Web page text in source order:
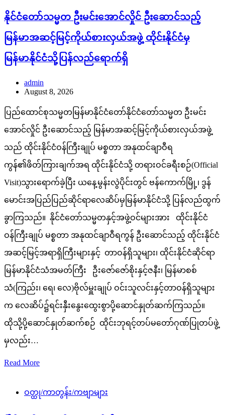
နိုင်ငံတော်သမ္မတ ဦးမင်းအောင်လှိုင် ဦးဆောင်သည့်
မြန်မာအဆင့်မြင့်ကိုယ်စားလှယ်အဖွဲ့ ထိုင်းနိုင်ငံမှ
မြန်မာနိုင်ငံသို့ပြန်လည်ရောက်ရှိ
admin
August 8, 2026
ပြည်ထောင်စုသမ္မတမြန်မာနိုင်ငံတော်နိုင်ငံတော်သမ္မတ ဦးမင်း
အောင်လှိုင် ဦးဆောင်သည့် မြန်မာအဆင့်မြင့်ကိုယ်စားလှယ်အဖွဲ့
သည် ထိုင်းနိုင်ငံဝန်ကြီးချုပ် မစ္စတာ အနုထင်ချာဝီရ
ကွန်၏ဖိတ်ကြားချက်အရ ထိုင်းနိုင်ငံသို့ တရားဝင်ခရီးစဉ်(Official
Visit)သွားရောက်ခဲ့ပြီး ယနေ့မွန်းလွဲပိုင်းတွင် ဗန်ကောက်မြို့၊ ဒွန်
မောင်းအပြည်ပြည်ဆိုင်ရာလေဆိပ်မှမြန်မာနိုင်ငံသို့ ပြန်လည်ထွက်
ခွာကြသည်။ နိုင်ငံတော်သမ္မတနှင့်အဖွဲ့ဝင်များအား ထိုင်းနိုင်ငံ
ဝန်ကြီးချုပ် မစ္စတာ အနုထင်ချာဝီရကွန် ဦးဆောင်သည့် ထိုင်းနိုင်ငံ
အဆင့်မြင့်အရာရှိကြီးများနှင့် တာဝန်ရှိသူများ၊ ထိုင်းနိုင်ငံဆိုင်ရာ
မြန်မာနိုင်ငံသံအမတ်ကြီး ဦးဇော်ဇော်စိုးနှင့်ဇနီး၊ မြန်မာစစ်
သံ(ကြည်း၊ ရေ၊ လေ)ဗိုလ်မှူးချုပ် ဝင်းသူလင်းနှင့်တာဝန်ရှိသူများ
က လေဆိပ်၌ရင်းနှီးနွေးထွေးစွာပို့ဆောင်နှုတ်ဆက်ကြသည်။
ထိုသို့ပို့ဆောင်နှုတ်ဆက်စဉ် ထိုင်းဘုရင့်တပ်မတော်ဂုဏ်ပြုတပ်ဖွဲ့
မှလည်း…
Read More
ဝတ္ထု/ကာတွန်း/ကဗျာများ